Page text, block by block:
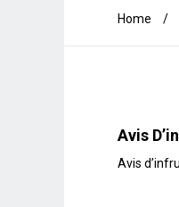
Home /
Avis
Avis